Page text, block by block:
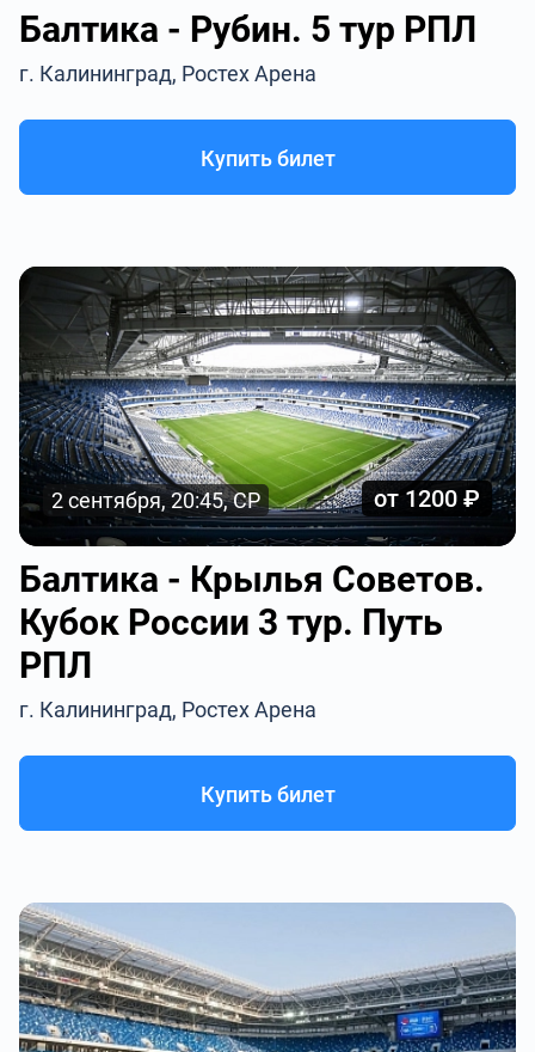
Балтика - Рубин. 5 тур РПЛ
г. Калининград, Ростех Арена
Купить билет
2 сентября, 20:45, СР от 1200 ₽
Балтика - Крылья Советов.
Кубок России 3 тур. Путь
РПЛ
г. Калининград, Ростех Арена
Купить билет